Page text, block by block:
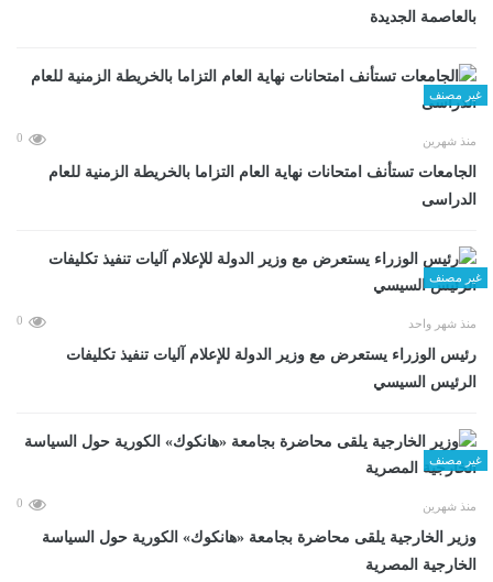
بالعاصمة الجديدة
غير مصنف
منذ شهرين 0
الجامعات تستأنف امتحانات نهاية العام التزاما بالخريطة الزمنية للعام
الدراسى
غير مصنف
منذ شهر واحد 0
رئيس الوزراء يستعرض مع وزير الدولة للإعلام آليات تنفيذ تكليفات
الرئيس السيسي
غير مصنف
منذ شهرين 0
وزير الخارجية يلقى محاضرة بجامعة «هانكوك» الكورية حول السياسة
الخارجية المصرية